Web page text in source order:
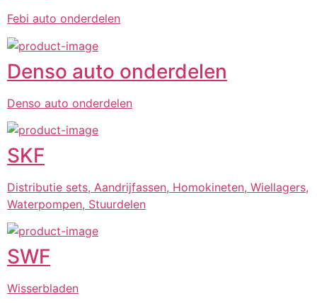
Febi auto onderdelen
Denso auto onderdelen
Denso auto onderdelen
SKF
Distributie sets, Aandrijfassen, Homokineten, Wiellagers,
Waterpompen, Stuurdelen
SWF
Wisserbladen